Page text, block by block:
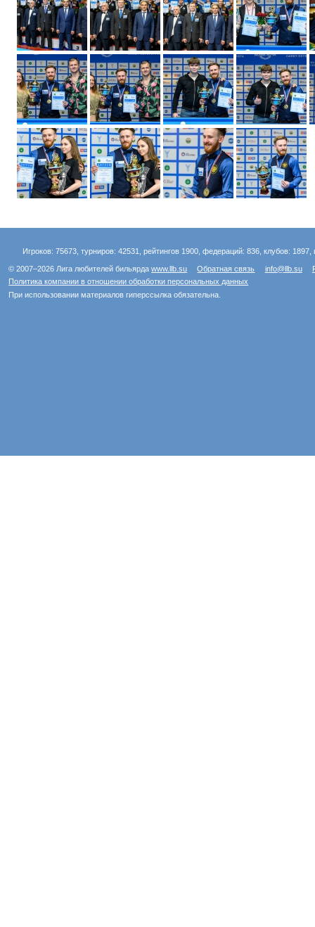
Игроков: 75673, турниров: 42531, рейтингов 1900, федераций: 836, клубов:
© 2007–2026 Лига любителей бильярдаwww.llb.su Обратная связь info@llb.su
Политика компании в отношении обработки персональных данных
При использовании материалов гиперссылка обязательна.